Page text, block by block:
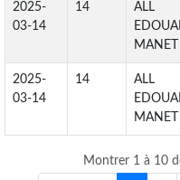
2025-
03-14
14
ALL
MANET
2025-
03-14
14
ALL
MANET
Montrer 1 à 10